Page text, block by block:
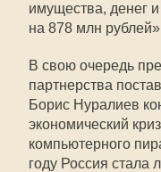
имущества, денег
на 878 млн
В свою очередь
партнерства
Борис Нуралиев
экономический
компьютерного
году Россия стала